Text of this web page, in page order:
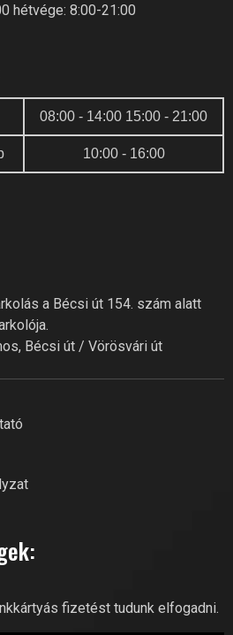
hétvége: 8:00-21:00
08:00 - 14:00 15:00 - 21:00
10:00 - 16:00
a Bécsi út 154. szám alatt
Bécsi út / Vörösvári út
fizetést tudunk elfogadni.
FITNESS CLUB AI